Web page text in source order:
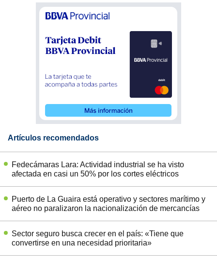
Artículos recomendados
Fedecámaras Lara: Actividad industrial se ha visto
afectada en casi un 50% por los cortes eléctricos
Puerto de La Guaira está operativo y sectores marítimo y
aéreo no paralizaron la nacionalización de mercancías
Sector seguro busca crecer en el país: «Tiene que
convertirse en una necesidad prioritaria»